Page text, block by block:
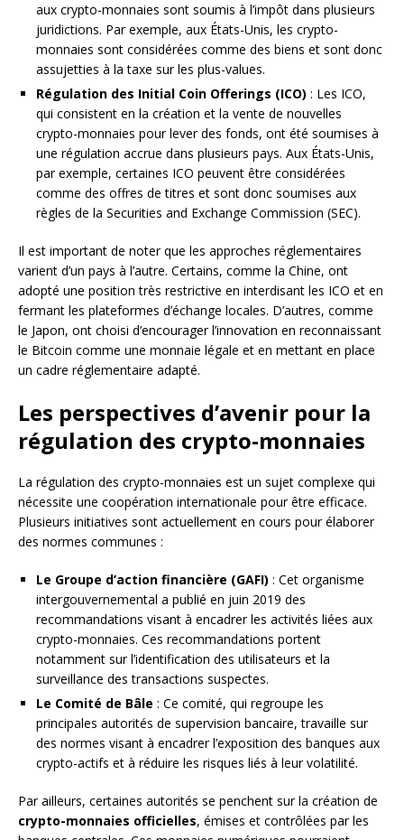
aux crypto-monnaies sont soumis à l’impôt dans plusieurs
juridictions. Par exemple, aux États-Unis, les crypto-
monnaies sont considérées comme des biens et sont donc
assujetties à la taxe sur les plus-values.
Régulation des Initial Coin Offerings (ICO) : Les ICO,
qui consistent en la création et la vente de nouvelles
crypto-monnaies pour lever des fonds, ont été soumises à
une régulation accrue dans plusieurs pays. Aux États-Unis,
par exemple, certaines ICO peuvent être considérées
comme des offres de titres et sont donc soumises aux
règles de la Securities and Exchange Commission (SEC).
Il est important de noter que les approches réglementaires
varient d’un pays à l’autre. Certains, comme la Chine, ont
adopté une position très restrictive en interdisant les ICO et en
fermant les plateformes d’échange locales. D’autres, comme
le Japon, ont choisi d’encourager l’innovation en reconnaissant
le Bitcoin comme une monnaie légale et en mettant en place
un cadre réglementaire adapté.
Les perspectives d’avenir pour la
régulation des crypto-monnaies
La régulation des crypto-monnaies est un sujet complexe qui
nécessite une coopération internationale pour être efficace.
Plusieurs initiatives sont actuellement en cours pour élaborer
des normes communes :
Le Groupe d’action financière (GAFI) : Cet organisme
intergouvernemental a publié en juin 2019 des
recommandations visant à encadrer les activités liées aux
crypto-monnaies. Ces recommandations portent
notamment sur l’identification des utilisateurs et la
surveillance des transactions suspectes.
Le Comité de Bâle : Ce comité, qui regroupe les
principales autorités de supervision bancaire, travaille sur
des normes visant à encadrer l’exposition des banques aux
crypto-actifs et à réduire les risques liés à leur volatilité.
Par ailleurs, certaines autorités se penchent sur la création de
crypto-monnaies officielles, émises et contrôlées par les